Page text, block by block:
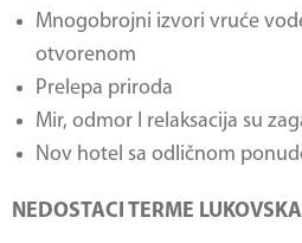
Mnogobrojni izvori vruće
otvorenom
Prelepa priroda
Mir, odmor I relaksacija su
Nov hotel sa odličnom
NEDOSTACI TERME